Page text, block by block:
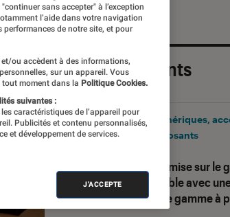
Les plus récents
Corsair mise sur le
accessible avec
nouvelle gamme à
Périphériques,
et composants
sans accepter" à l’exception
l’aide dans votre navigation
de notre site, et pour
ou accèdent à des informations,
sur un appareil. Vous
tout moment dans la Politique Cookies.
suivantes :
caractéristiques de l’appareil pour
Publicités et contenu personnalisés,
et développement de services.
J'ACCEPTE